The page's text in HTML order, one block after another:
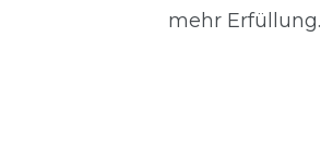
mehr Erfüllung.